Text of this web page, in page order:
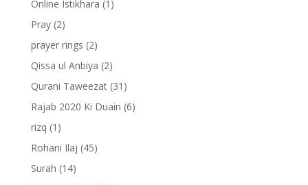
Online Istikhara (1)
Pray(2)
prayer rings (2)
Qissa ul Anbiya (2)
Qurani Taweezat(31)
Rajab 2020 Ki Duain (6)
rizq (1)
Rohani Ilaj (45)
Surah (14)